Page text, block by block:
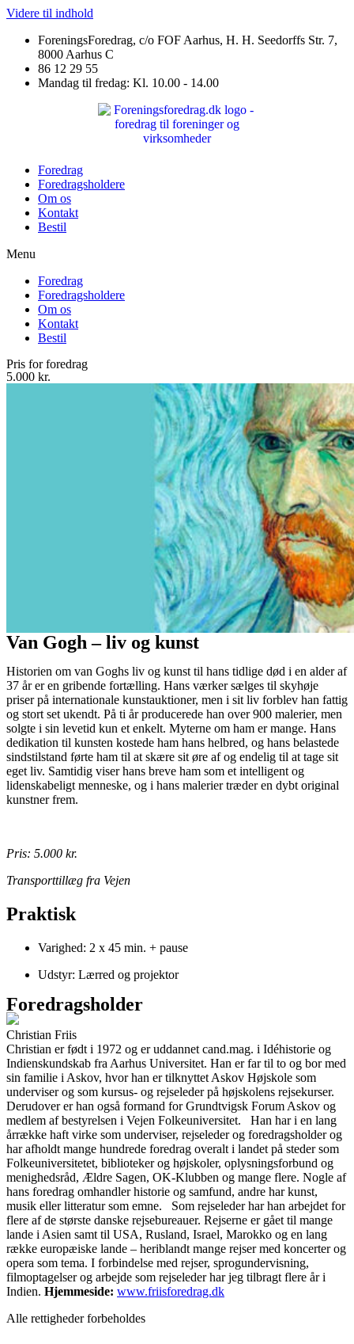
Videre til indhold
ForeningsForedrag, c/o FOF Aarhus, H. H. Seedorffs Str. 7,
8000 Aarhus C
86 12 29 55
Mandag til fredag: Kl. 10.00 - 14.00
Foredrag
Foredragsholdere
Om os
Kontakt
Bestil
Menu
Foredrag
Foredragsholdere
Om os
Kontakt
Bestil
Pris for foredrag
5.000 kr.
Van Gogh – liv og kunst
Historien om van Goghs liv og kunst til hans tidlige død i en alder af
37 år er en gribende fortælling. Hans værker sælges til skyhøje
priser på internationale kunstauktioner, men i sit liv forblev han fattig
og stort set ukendt. På ti år producerede han over 900 malerier, men
solgte i sin levetid kun et enkelt. Myterne om ham er mange. Hans
dedikation til kunsten kostede ham hans helbred, og hans belastede
sindstilstand førte ham til at skære sit øre af og endelig til at tage sit
eget liv. Samtidig viser hans breve ham som et intelligent og
lidenskabeligt menneske, og i hans malerier træder en dybt original
kunstner frem.
Pris: 5.000 kr.
Transporttillæg fra Vejen
Praktisk
Varighed: 2 x 45 min. + pause
Udstyr: Lærred og projektor
Foredragsholder
Christian Friis
Christian er født i 1972 og er uddannet cand.mag. i Idéhistorie og
Indienskundskab fra Aarhus Universitet. Han er far til to og bor med
sin familie i Askov, hvor han er tilknyttet Askov Højskole som
underviser og som kursus- og rejseleder på højskolens rejsekurser.
Derudover er han også formand for Grundtvigsk Forum Askov og
medlem af bestyrelsen i Vejen Folkeuniversitet. Han har i en lang
årrække haft virke som underviser, rejseleder og foredragsholder og
har afholdt mange hundrede foredrag overalt i landet på steder som
Folkeuniversitetet, biblioteker og højskoler, oplysningsforbund og
menighedsråd, Ældre Sagen, OK-Klubben og mange flere. Nogle af
hans foredrag omhandler historie og samfund, andre har kunst,
musik eller litteratur som emne. Som rejseleder har han arbejdet for
flere af de største danske rejsebureauer. Rejserne er gået til mange
lande i Asien samt til USA, Rusland, Israel, Marokko og en lang
række europæiske lande – heriblandt mange rejser med koncerter og
opera som tema. I forbindelse med rejser, sprogundervisning,
filmoptagelser og arbejde som rejseleder har jeg tilbragt flere år i
Indien. Hjemmeside: www.friisforedrag.dk
Alle rettigheder forbeholdes